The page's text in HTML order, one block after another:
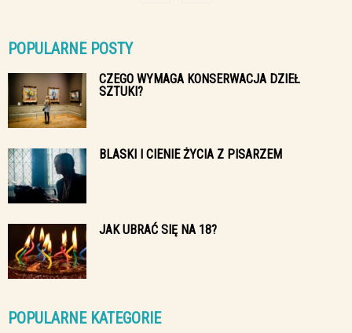
POPULARNE POSTY
CZEGO WYMAGA KONSERWACJA DZIEŁ
SZTUKI?
BLASKI I CIENIE ŻYCIA Z PISARZEM
JAK UBRAĆ SIĘ NA 18?
POPULARNE KATEGORIE